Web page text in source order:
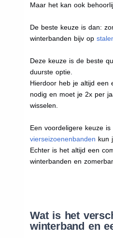
Maar het kan ook
De beste keuze is dan:
winterbanden bijv op
Deze keuze is de beste
duurste optie.
Hierdoor heb je altijd een
nodig en moet je 2x per
wisselen.
Een voordeligere keuze
vierseizoenenbanden kun
Echter is het altijd een
winterbanden en
Wat is het
winterband en